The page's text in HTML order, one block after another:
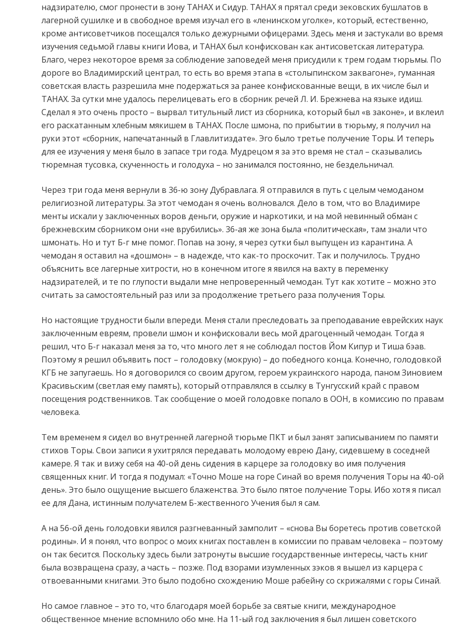
надзирателю, смог пронести в зону ТАНАХ и Сидур. ТАНАХ я прятал среди зековских бушлатов в
лагерной сушилке и в свободное время изучал его в «ленинском уголке», который, естественно,
кроме антисоветчиков посещался только дежурными офицерами. Здесь меня и застукали во время
изучения седьмой главы книги Иова, и ТАНАХ был конфискован как антисоветская литература.
Благо, через некоторое время за соблюдение заповедей меня присудили к трем годам тюрьмы. По
дороге во Владимирский централ, то есть во время этапа в «столыпинском заквагоне», гуманная
советская власть разрешила мне подержаться за ранее конфискованные вещи, в их числе был и
ТАНАХ. За сутки мне удалось перелицевать его в сборник речей Л. И. Брежнева на языке идиш.
Сделал я это очень просто – вырвал титульный лист из сборника, который был «в законе», и вклеил
его раскатанным хлебным мякишем в ТАНАХ. После шмона, по прибытии в тюрьму, я получил на
руки этот «сборник, напечатанный в Главлитиздате». Эго было третье получение Торы. И теперь
для ее изучения у меня было в запасе три года. Мудрецом я за это время не стал – сказывались
тюремная тусовка, скученность и голодуха – но занимался постоянно, не бездельничал.
Через три года меня вернули в 36-ю зону Дубравлага. Я отправился в путь с целым чемоданом
религиозной литературы. За этот чемодан я очень волновался. Дело в том, что во Владимире
менты искали у заключенных воров деньги, оружие и наркотики, и на мой невинный обман с
брежневским сборником они «не врубились». 36-ая же зона была «политическая», там знали что
шмонать. Но и тут Б-г мне помог. Попав на зону, я через сутки был выпущен из карантина. А
чемодан я оставил на «дошмон» – в надежде, что как-то проскочит. Так и получилось. Трудно
объяснить все лагерные хитрости, но в конечном итоге я явился на вахту в переменку
надзирателей, и те по глупости выдали мне непроверенный чемодан. Тут как хотите – можно это
считать за самостоятельный раз или за продолжение третьего раза получения Торы.
Но настоящие трудности были впереди. Меня стали преследовать за преподавание еврейских наук
заключенным евреям, провели шмон и конфисковали весь мой драгоценный чемодан. Тогда я
решил, что Б-г наказал меня за то, что много лет я не соблюдал постов Йом Кипур и Тиша бэав.
Поэтому я решил объявить пост – голодовку (мокрую) – до победного конца. Конечно, голодовкой
КГБ не запугаешь. Но я договорился со своим другом, героем украинского народа, паном Зиновием
Красивьским (светлая ему память), который отправлялся в ссылку в Тунгусский край с правом
посещения родственников. Так сообщение о моей голодовке попало в ООН, в комиссию по правам
человека.
Тем временем я сидел во внутренней лагерной тюрьме ПКТ и был занят записыванием по памяти
стихов Торы. Свои записи я ухитрялся передавать молодому еврею Дану, сидевшему в соседней
камере. Я так и вижу себя на 40-ой день сидения в карцере за голодовку во имя получения
священных книг. И тогда я подумал: «Точно Моше на горе Синай во время получения Торы на 40-ой
день». Это было ощущение высшего блаженства. Это было пятое получение Торы. Ибо хотя я писал
ее для Дана, истинным получателем Б-жественного Учения был я сам.
А на 56-ой день голодовки явился разгневанный замполит – «снова Вы боретесь против советской
родины». И я понял, что вопрос о моих книгах поставлен в комиссии по правам человека – поэтому
он так бесится. Поскольку здесь были затронуты высшие государственные интересы, часть книг
была возвращена сразу, а часть – позже. Под взорами изумленных зэков я вышел из карцера с
отвоеванными книгами. Это было подобно схождению Моше рабейну со скрижалями с горы Синай.
Но самое главное – это то, что благодаря моей борьбе за святые книги, международное
общественное мнение вспомнило обо мне. На 11-ый год заключения я был лишен советского